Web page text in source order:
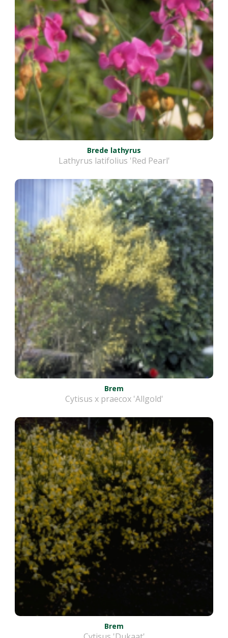
Brede lathyrus
Lathyrus latifolius 'Red Pearl'
Brem
Cytisus x praecox 'Allgold'
Brem